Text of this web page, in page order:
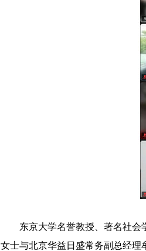
东京大学名誉教授、著名社会
女士与北京华益日盛常务副总经理